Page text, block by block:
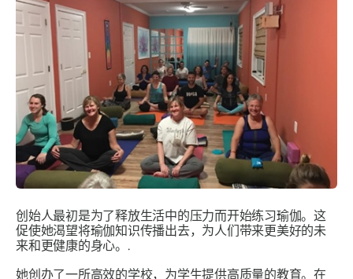
创始人最初是为了释放生活中的压力而开始练习瑜伽。这
促使她渴望将瑜伽知识传播出去，为人们带来更美好的未
来和更健康的身心。.
她创办了一所高效的学校，为学生提供高质量的教育。在